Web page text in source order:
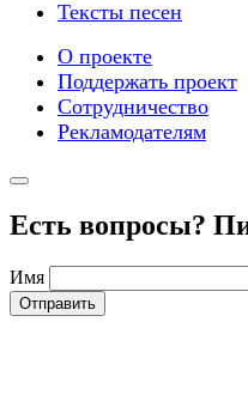
Тексты песен
О проекте
Поддержать проект
Сотрудничество
Рекламодателям
Есть вопросы?
Имя